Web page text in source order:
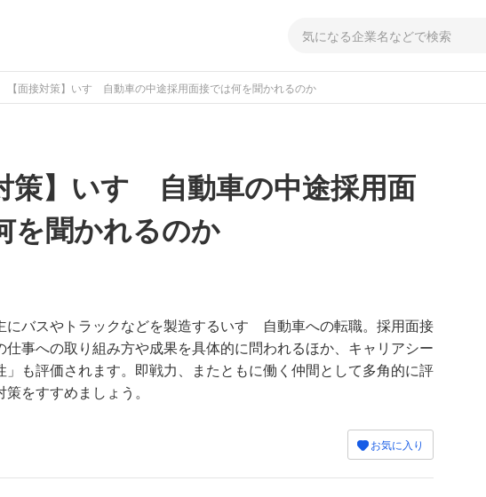
【面接対策】いすゞ自動車の中途採用面接では何を聞かれるのか
策】いすゞ自動車の中途採用面
を聞かれるのか
バスやトラックなどを製造するいすゞ自動車への転職。採用面接
事への取り組み方や成果を具体的に問われるほか、キャリアシー
」も評価されます。即戦力、またともに働く仲間として多角的に評
をすすめましょう。
お気に入り